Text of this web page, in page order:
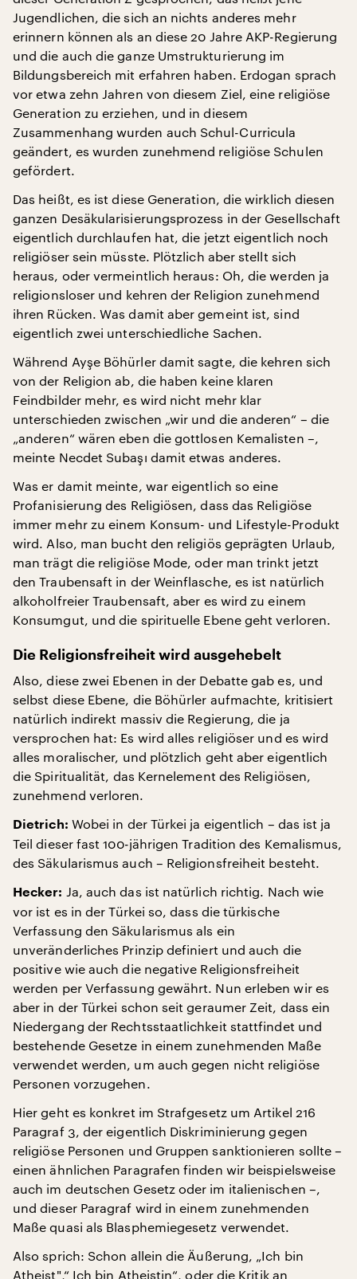
Jugendlichen, die sich an nichts anderes mehr
erinnern können als an diese 20 Jahre AKP-Regierung
und die auch die ganze Umstrukturierung im
Bildungsbereich mit erfahren haben. Erdogan sprach
vor etwa zehn Jahren von diesem Ziel, eine religiöse
Generation zu erziehen, und in diesem
Zusammenhang wurden auch Schul-Curricula
geändert, es wurden zunehmend religiöse Schulen
gefördert.
Das heißt, es ist diese Generation, die wirklich diesen
ganzen Desäkularisierungsprozess in der Gesellschaft
eigentlich durchlaufen hat, die jetzt eigentlich noch
religiöser sein müsste. Plötzlich aber stellt sich
heraus, oder vermeintlich heraus: Oh, die werden ja
religionsloser und kehren der Religion zunehmend
ihren Rücken. Was damit aber gemeint ist, sind
eigentlich zwei unterschiedliche Sachen.
Während Ayşe Böhürler damit sagte, die kehren sich
von der Religion ab, die haben keine klaren
Feindbilder mehr, es wird nicht mehr klar
unterschieden zwischen „wir und die anderen“ – die
„anderen“ wären eben die gottlosen Kemalisten –,
meinte Necdet Subaşı damit etwas anderes.
Was er damit meinte, war eigentlich so eine
Profanisierung des Religiösen, dass das Religiöse
immer mehr zu einem Konsum- und Lifestyle-Produkt
wird. Also, man bucht den religiös geprägten Urlaub,
man trägt die religiöse Mode, oder man trinkt jetzt
den Traubensaft in der Weinflasche, es ist natürlich
alkoholfreier Traubensaft, aber es wird zu einem
Konsumgut, und die spirituelle Ebene geht verloren.
Die Religionsfreiheit wird ausgehebelt
Also, diese zwei Ebenen in der Debatte gab es, und
selbst diese Ebene, die Böhürler aufmachte, kritisiert
natürlich indirekt massiv die Regierung, die ja
versprochen hat: Es wird alles religiöser und es wird
alles moralischer, und plötzlich geht aber eigentlich
die Spiritualität, das Kernelement des Religiösen,
zunehmend verloren.
Dietrich: Wobei in der Türkei ja eigentlich – das ist ja
Teil dieser fast 100-jährigen Tradition des Kemalismus,
des Säkularismus auch – Religionsfreiheit besteht.
Hecker: Ja, auch das ist natürlich richtig. Nach wie
vor ist es in der Türkei so, dass die türkische
Verfassung den Säkularismus als ein
unveränderliches Prinzip definiert und auch die
positive wie auch die negative Religionsfreiheit
werden per Verfassung gewährt. Nun erleben wir es
aber in der Türkei schon seit geraumer Zeit, dass ein
Niedergang der Rechtsstaatlichkeit stattfindet und
bestehende Gesetze in einem zunehmenden Maße
verwendet werden, um auch gegen nicht religiöse
Personen vorzugehen.
Hier geht es konkret im Strafgesetz um Artikel 216
Paragraf 3, der eigentlich Diskriminierung gegen
religiöse Personen und Gruppen sanktionieren sollte –
einen ähnlichen Paragrafen finden wir beispielsweise
auch im deutschen Gesetz oder im italienischen –,
und dieser Paragraf wird in einem zunehmenden
Maße quasi als Blasphemiegesetz verwendet.
Also sprich: Schon allein die Äußerung, „Ich bin
Atheist",“ Ich bin Atheistin“, oder die Kritik an